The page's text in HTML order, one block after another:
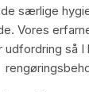
særlige
Vores
udfordring så